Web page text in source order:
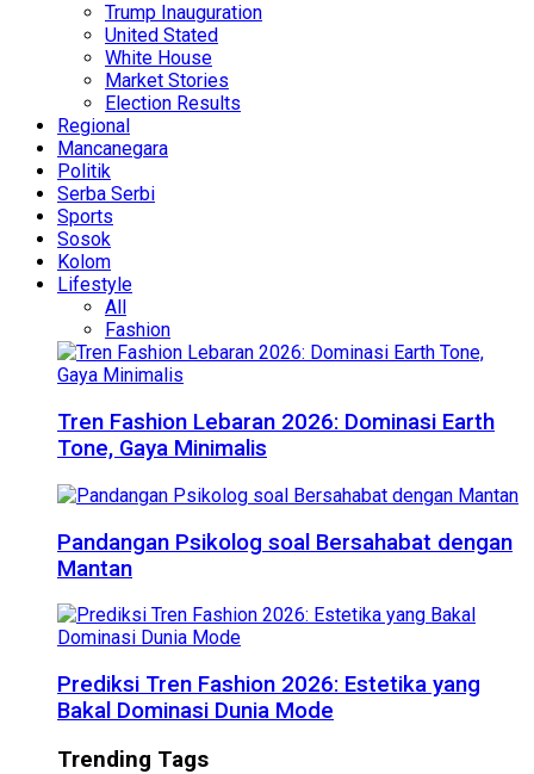
Trump Inauguration
United Stated
White House
Market Stories
Election Results
Regional
Mancanegara
Politik
Serba Serbi
Sports
Sosok
Kolom
Lifestyle
All
Fashion
Tren Fashion Lebaran 2026: Dominasi Earth
Tone, Gaya Minimalis
Pandangan Psikolog soal Bersahabat dengan
Mantan
Prediksi Tren Fashion 2026: Estetika yang
Bakal Dominasi Dunia Mode
Trending Tags